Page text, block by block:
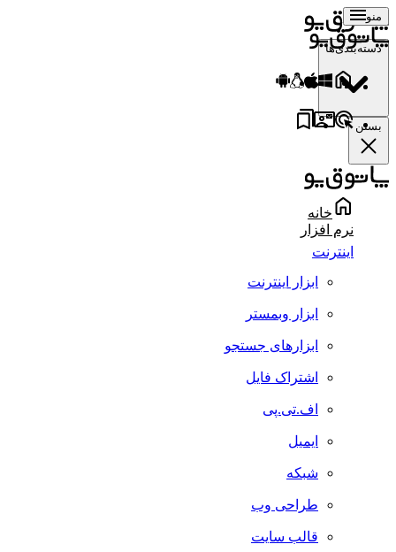
منو
دسته‌بندی‌ها
بستن
خانه
نرم افزار
اینترنت
ابزار اینترنت
ابزار وبمستر
ابزارهای جستجو
اشتراک فایل
اف.تی.پی
ایمیل
شبکه
طراحی وب
قالب سایت